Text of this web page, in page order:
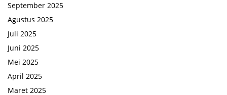
September 2025
Agustus 2025
Juli 2025
Juni 2025
Mei 2025
April 2025
Maret 2025